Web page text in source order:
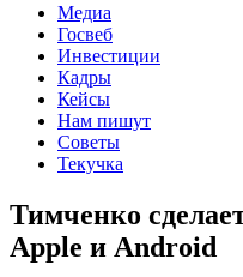
Медиа
Госвеб
Инвестиции
Кадры
Кейсы
Нам пишут
Советы
Текучка
Тимченко
Apple и Android